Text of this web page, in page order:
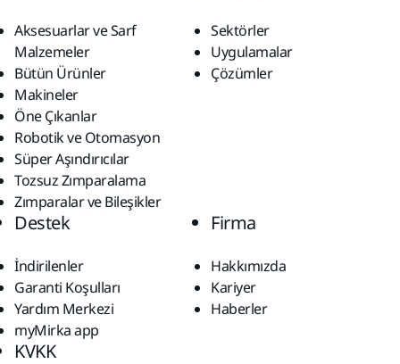
Aksesuarlar ve Sarf
Malzemeler
Bütün Ürünler
Makineler
Öne Çıkanlar
Robotik ve Otomasyon
Süper Aşındırıcılar
Tozsuz Zımparalama
Zımparalar ve Bileşikler
Sektörler
Uygulamalar
Çözümler
Destek
İndirilenler
Garanti Koşulları
Yardım Merkezi
myMirka app
Firma
Hakkımızda
Kariyer
Haberler
KVKK